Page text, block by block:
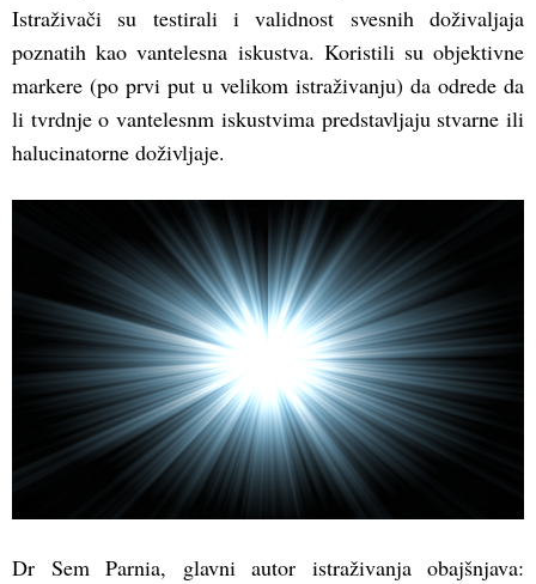
Istraživači su testirali i validnost svesnih doživaljaja
poznatih kao vantelesna iskustva. Koristili su objektivne
markere (po prvi put u velikom istraživanju) da odrede da
li tvrdnje o vantelesnm iskustvima predstavljaju stvarne ili
halucinatorne doživljaje.
Dr Sem Parnia, glavni autor istraživanja obajšnjava: